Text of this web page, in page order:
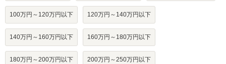
100万円～120万円以下 120万円～140万円以下
140万円～160万円以下 160万円～180万円以下
180万円～200万円以下 200万円～250万円以下